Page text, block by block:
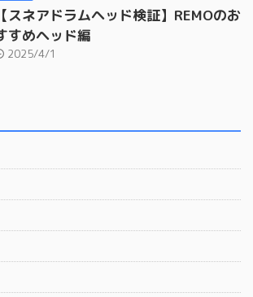
【スネアドラムヘッド検証】REMOのお
すめヘッド編
2025/4/1